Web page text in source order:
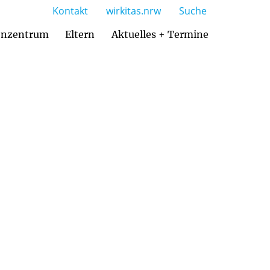
Eltern Aktuelles + Termine
Kontakt wirkitas.nrw Suche